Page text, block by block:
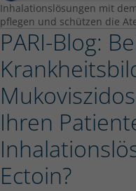
Inhalationslösungen mit
pflegen und schützen die
PARI-Blog:
Ihren
Ectoin?